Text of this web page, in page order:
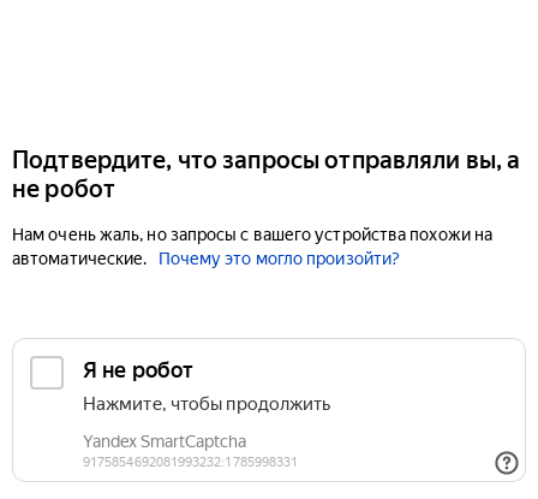
Подтвердите, что запросы отправляли вы, а
не робот
Нам очень жаль, но запросы с вашего устройства похожи на
автоматические.
Почему это могло произойти?